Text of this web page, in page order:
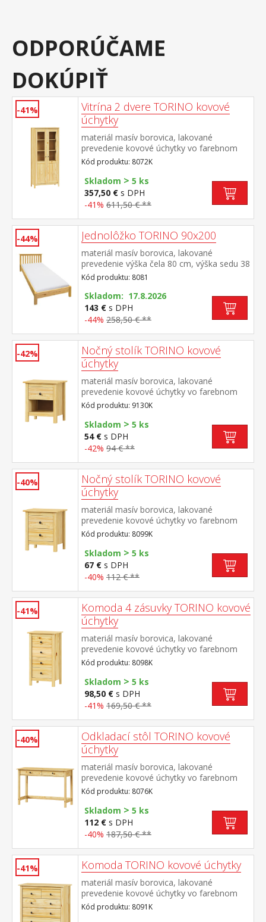
ODPORÚČAME
DOKÚPIŤ
-41%
Vitrína 2 dvere TORINO kovové
úchytky
materiál masív borovica, lakované
prevedenie kovové úchytky vo farebnom
prevedení černená mosadz dvoje čiastočne
presklené dvere, štyri police
Kód produktu: 8072K
Skladom > 5 ks
357,50 € s DPH
-41% 611,50 € **
-44% Jednolôžko TORINO 90x200
materiál masív borovica, lakované
prevedenie výška čela 80 cm, výška sedu 38
cm, cena bez roštu a matraca minimálna
odporúčaná výška matraca 15 cm
odporúčaný rozmer matraca 90 × 200 cm a
rošt R1 odporúčaná nosnosť do 120 kg
Kód produktu: 8081
Skladom: 17.8.2026
143 € s DPH
-44% 258,50 € **
-42%
Nočný stolík TORINO kovové
úchytky
materiál masív borovica, lakované
prevedenie kovové úchytky vo farebnom
prevedení černená mosadz jedna zásuvka s
kovovými pojazdmi
Kód produktu: 9130K
Skladom > 5 ks
54 € s DPH
-42% 94 € **
-40%
Nočný stolík TORINO kovové
úchytky
materiál masív borovica, lakované
prevedenie kovové úchytky vo farebnom
prevedení černená
mosadz 2 zásuvky s kovovými pojazdmi
Kód produktu: 8099K
Skladom > 5 ks
67 € s DPH
-40% 112 € **
-41%
Komoda 4 zásuvky TORINO kovové
úchytky
materiál masív borovica, lakované
prevedenie kovové úchytky vo farebnom
prevedení černená
mosadz 4 zásuvky s kovovými pojazdmi
Kód produktu: 8098K
Skladom > 5 ks
98,50 € s DPH
-41% 169,50 € **
-40%
Odkladací stôl TORINO kovové
úchytky
materiál masív borovica, lakované
prevedenie kovové úchytky vo farebnom
prevedení černená mosadz dve zásuvky s
kovovými pojazdmi
Kód produktu: 8076K
Skladom > 5 ks
112 € s DPH
-40% 187,50 € **
-41% Komoda TORINO kovové úchytky
materiál masív borovica, lakované
prevedenie kovové úchytky vo farebnom
prevedení černená mosadz 2 menšie a 3
väčšie zásuvky s kovovými pojazdmi
Kód produktu: 8091K